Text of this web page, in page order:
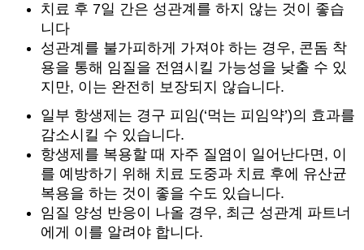
치료 후 7일 간은 성관계를 하지 않는 것이 좋습
니다
성관계를 불가피하게 가져야 하는 경우, 콘돔 착
용을 통해 임질을 전염시킬 가능성을 낮출 수 있
지만, 이는 완전히 보장되지 않습니다.
일부 항생제는 경구 피임(‘먹는 피임약’)의 효과를
감소시킬 수 있습니다.
항생제를 복용할 때 자주 질염이 일어난다면, 이
를 예방하기 위해 치료 도중과 치료 후에 유산균
복용을 하는 것이 좋을 수도 있습니다.
임질 양성 반응이 나올 경우, 최근 성관계 파트너
에게 이를 알려야 합니다.